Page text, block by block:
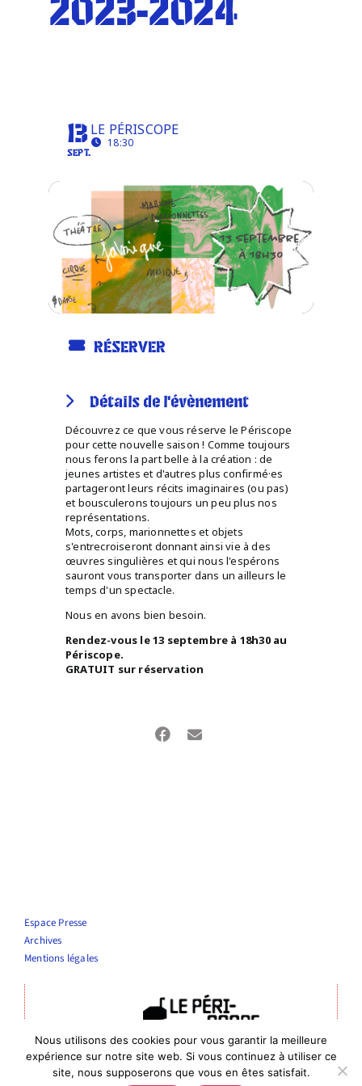
2023-2024
13
SEPT.
LE PÉRISCOPE
18:30
RÉSERVER
Détails de l'évènement
Découvrez ce que vous réserve le Périscope
pour cette nouvelle saison ! Comme toujours
nous ferons la part belle à la création : de
jeunes artistes et d'autres plus confirmé·es
partageront leurs récits imaginaires (ou pas)
et bousculerons toujours un peu plus nos
représentations.
Mots, corps, marionnettes et objets
s'entrecroiseront donnant ainsi vie à des
œuvres singulières et qui nous l'espérons
sauront vous transporter dans un ailleurs le
temps d'un spectacle.
Nous en avons bien besoin.
Rendez-vous le 13 septembre à 18h30 au
Périscope.
GRATUIT sur réservation
Espace Presse
Archives
Mentions légales
Théâtre Le Périscope
Entrée publics : 4 rue de la vierge, Nîmes
Nous utilisons des cookies pour vous garantir la meilleure
expérience sur notre site web. Si vous continuez à utiliser ce
site, nous supposerons que vous en êtes satisfait.